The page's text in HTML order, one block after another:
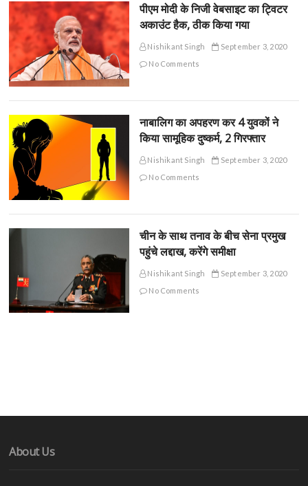
पीएम मोदी के निजी वेबसाइट का ट्विटर
अकाउंट हैक, ठीक किया गया
Nishikant Singh
September 3, 2020
No Comments
नाबालिग का अपहरण कर 4 युवकों ने
किया सामूहिक दुष्कर्म, 2 गिरफ्तार
Nishikant Singh
September 3, 2020
No Comments
चीन के साथ तनाव के बीच सेना प्रमुख
पहुंचे लद्दाख, करेंगे समीक्षा
Nishikant Singh
September 3, 2020
No Comments
About Us